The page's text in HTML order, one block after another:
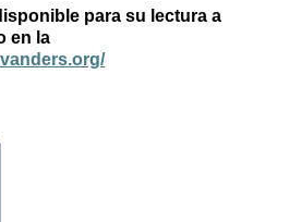
para su lectura a
en la